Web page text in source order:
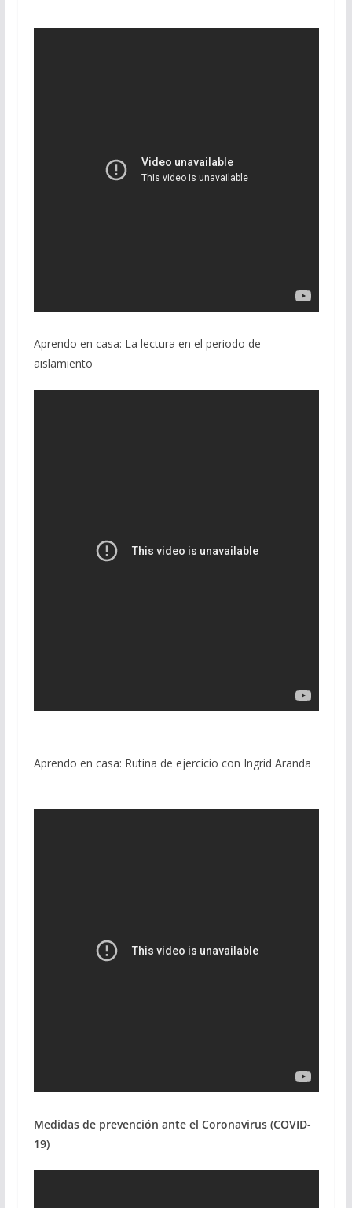
Aprendo en casa: La lectura en el periodo de
aislamiento
Aprendo en casa: Rutina de ejercicio con Ingrid Aranda
Medidas de prevención ante el Coronavirus (COVID-
19)